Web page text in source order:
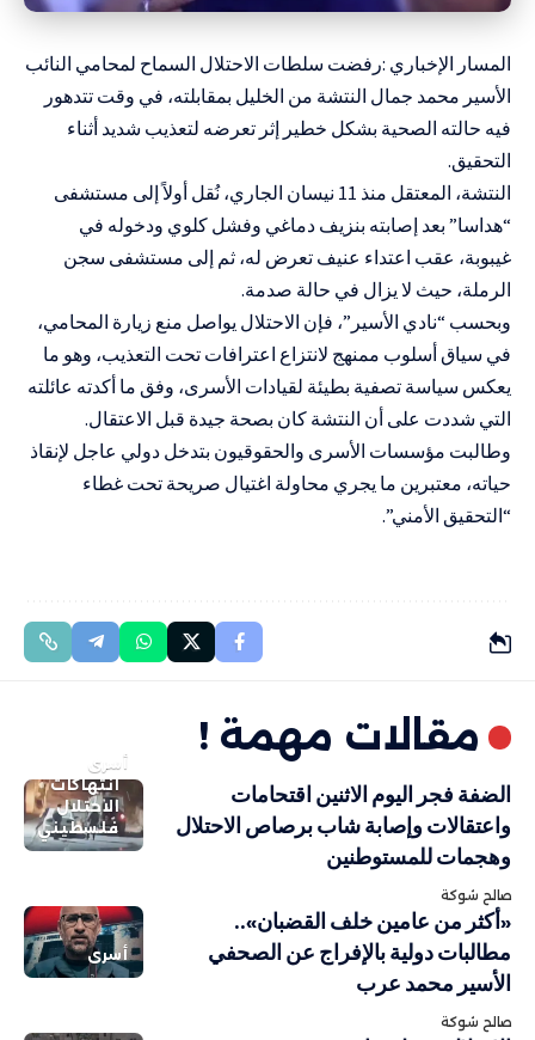
المسار الإخباري :رفضت سلطات الاحتلال السماح لمحامي النائب
الأسير محمد جمال النتشة من الخليل بمقابلته، في وقت تتدهور
فيه حالته الصحية بشكل خطير إثر تعرضه لتعذيب شديد أثناء
التحقيق.
النتشة، المعتقل منذ 11 نيسان الجاري، نُقل أولاً إلى مستشفى
“هداسا” بعد إصابته بنزيف دماغي وفشل كلوي ودخوله في
غيبوبة، عقب اعتداء عنيف تعرض له، ثم إلى مستشفى سجن
الرملة، حيث لا يزال في حالة صدمة.
وبحسب “نادي الأسير”، فإن الاحتلال يواصل منع زيارة المحامي،
في سياق أسلوب ممنهج لانتزاع اعترافات تحت التعذيب، وهو ما
يعكس سياسة تصفية بطيئة لقيادات الأسرى، وفق ما أكدته عائلته
التي شددت على أن النتشة كان بصحة جيدة قبل الاعتقال.
وطالبت مؤسسات الأسرى والحقوقيون بتدخل دولي عاجل لإنقاذ
حياته، معتبرين ما يجري محاولة اغتيال صريحة تحت غطاء
“التحقيق الأمني”.
مقالات مهمة !
أسرى
انتهاكات
الاحتلال
فلسطيني
الضفة فجر اليوم الاثنين اقتحامات
واعتقالات وإصابة شاب برصاص الاحتلال
وهجمات للمستوطنين
صالح شوكة
أسرى
«أكثر من عامين خلف القضبان»..
مطالبات دولية بالإفراج عن الصحفي
الأسير محمد عرب
صالح شوكة